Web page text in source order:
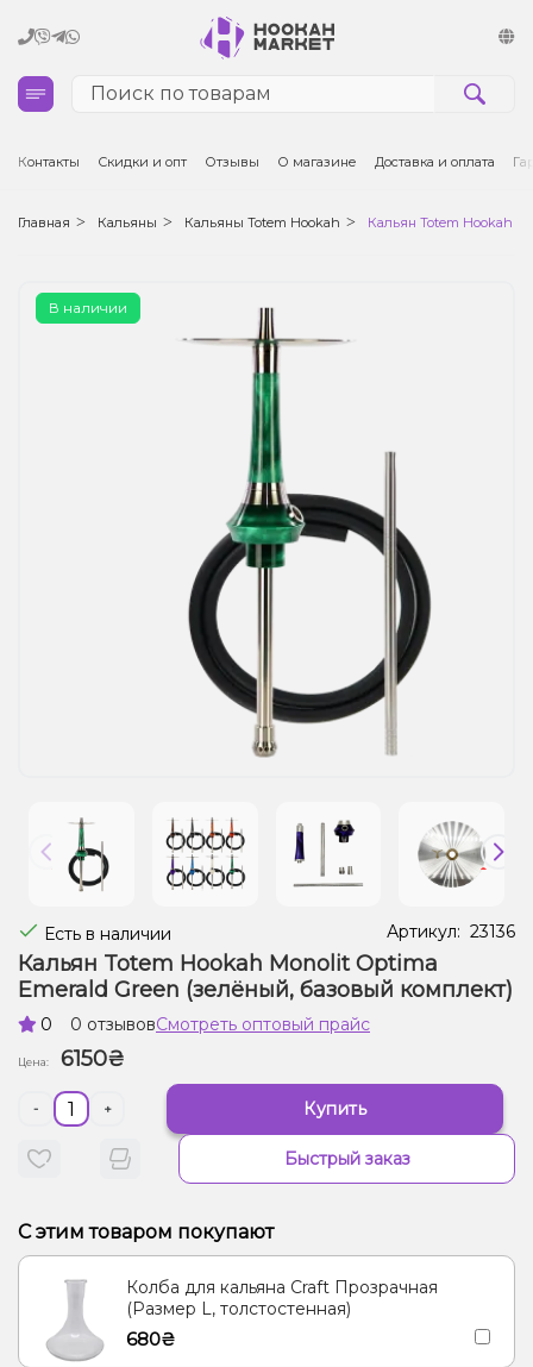
Кальяны
Табак для кальяна и кальянные смеси
Чаши для кальяна
Электронные сигареты (POD)
Комплектующие для POD
Жидкости для электронных сигарет
Подарочные наборы
Контакты Скидки и опт Отзывы О магазине Доставка и оплата
Главная Кальяны Кальяны Totem Hookah Кальян Totem Hookah
В наличии
Есть в наличии Артикул: 23136
Кальян Totem Hookah Monolit Optima
Emerald Green (зелёный, базовый комплект)
0 0 отзывовСмотреть оптовый прайс
Цена: 6150₴
- + Купить
Быстрый заказ
С этим товаром покупают
Колба для кальяна Craft Прозрачная
(Размер L, толстостенная)
680₴